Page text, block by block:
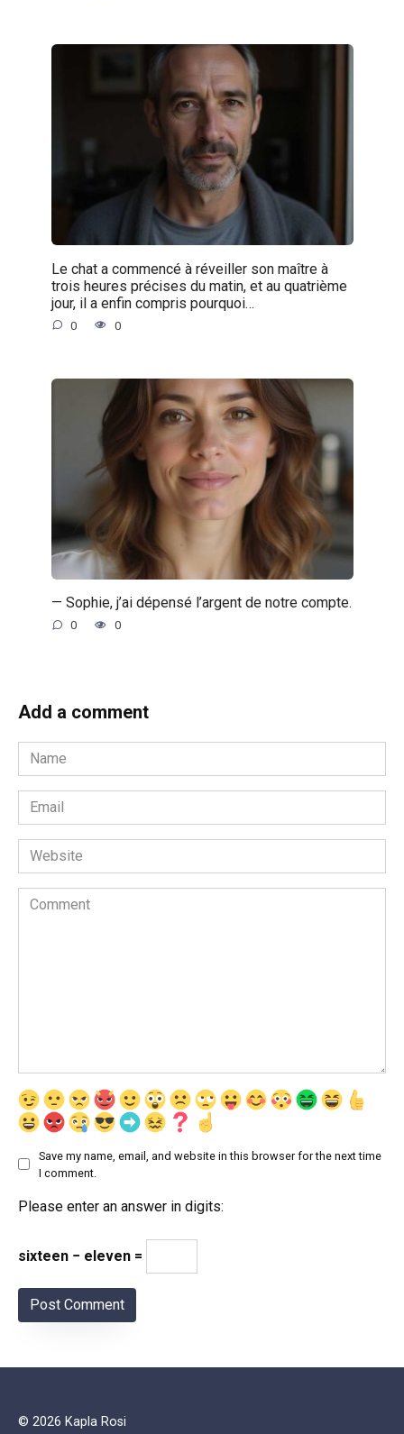
Le chat a commencé à réveiller son maître à
trois heures précises du matin, et au quatrième
jour, il a enfin compris pourquoi…
0 0
— Sophie, j’ai dépensé l’argent de notre compte.
0 0
Add a comment
Name
*
Email
*
Website
Comment
Save my name, email, and website in this browser for the next time
I comment.
Please enter an answer in digits:
sixteen − eleven =
© 2026 Kapla Rosi